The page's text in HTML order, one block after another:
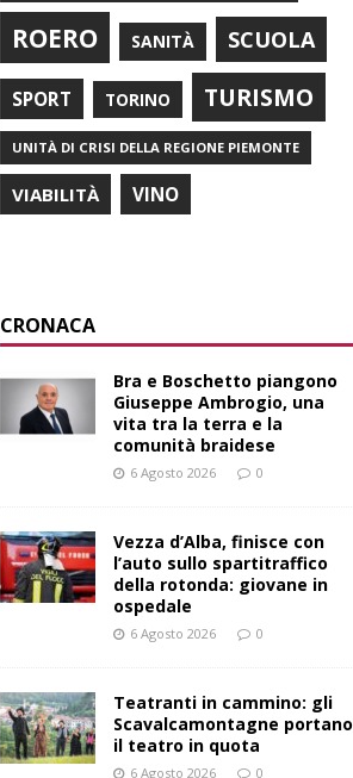
ROERO SANITÀ SCUOLA
SPORT TORINO TURISMO
UNITÀ DI CRISI DELLA REGIONE PIEMONTE
VIABILITÀ VINO
CRONACA
Bra e Boschetto piangono
Giuseppe Ambrogio, una
vita tra la terra e la
comunità braidese
6 Agosto 2026 0
Vezza d’Alba, finisce con
l’auto sullo spartitraffico
della rotonda: giovane in
ospedale
6 Agosto 2026 0
Teatranti in cammino: gli
Scavalcamontagne portano
il teatro in quota
6 Agosto 2026 0